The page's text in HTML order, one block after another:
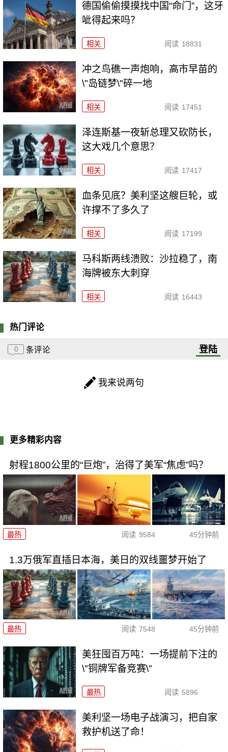
德国偷偷摸摸找中国“命门”，这牙
呲得起来吗？
相关 阅读 18831
冲之鸟礁一声炮响，高市早苗的
\"岛链梦\"碎一地
相关 阅读 17451
泽连斯基一夜斩总理又砍防长，
这大戏几个意思？
相关 阅读 17417
血条见底？美利坚这艘巨轮，或
许撑不了多久了
相关 阅读 17199
马科斯两线溃败：沙拉稳了，南
海牌被东大刺穿
相关 阅读 16443
热门评论
0 条评论 登陆
我来说两句
更多精彩内容
射程1800公里的“巨炮”，治得了美军“焦虑”吗？
最热 阅读 9584 45分钟前
1.3万俄军直插日本海，美日的双线噩梦开始了
最热 阅读 7548 45分钟前
美狂囤百万吨：一场提前下注的
\"铜牌军备竞赛\"
最热 阅读 5896
美利坚一场电子战演习，把自家
救护机送了命！